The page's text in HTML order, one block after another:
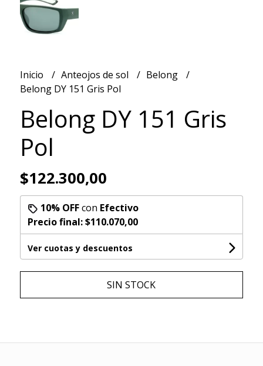
Inicio Anteojos de sol
Belong
Belong DY 151 Gris Pol
Belong DY 151 Gris
Pol
$122.300,00
10% OFFcon Efectivo
Precio final:$110.070,00
Ver cuotas y descuentos
SIN STOCK